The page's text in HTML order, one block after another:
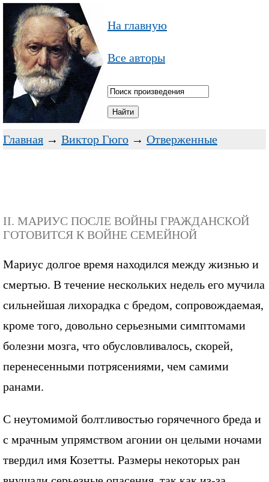
На главную
Все авторы
Главная → Виктор Гюго → Отверженные
II. МАРИУС ПОСЛЕ ВОЙНЫ ГРАЖДАНСКОЙ
ГОТОВИТСЯ К ВОЙНЕ СЕМЕЙНОЙ
Мариус долгое время находился между жизнью и
смертью. В течение нескольких недель его мучила
сильнейшая лихорадка с бредом, сопровождаемая,
кроме того, довольно серьезными симптомами
болезни мозга, что обусловливалось, скорей,
перенесенными потрясениями, чем самими
ранами.
С неутомимой болтливостью горячечного бреда и
с мрачным упрямством агонии он целыми ночами
твердил имя Козетты. Размеры некоторых ран